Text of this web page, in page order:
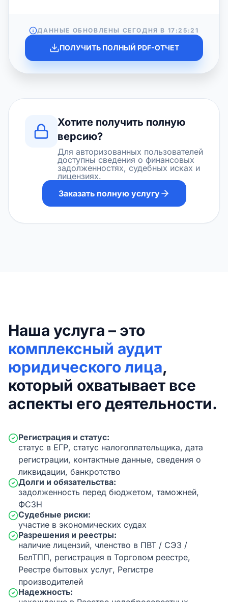
ДАННЫЕ ОБНОВЛЕНЫ СЕГОДНЯ В 17:25:21
ПОЛУЧИТЬ ПОЛНЫЙ PDF-ОТЧЕТ
Хотите получить полную
версию?
Для авторизованных пользователей
доступны сведения о финансовых
задолженностях, судебных исках и
лицензиях.
Заказать полную услугу
Наша услуга – это
комплексный аудит
юридического лица,
который охватывает все
аспекты его деятельности.
Регистрация и статус:
статус в ЕГР, статус налогоплательщика, дата
регистрации, контактные данные, сведения о
ликвидации, банкротство
Долги и обязательства:
задолженность перед бюджетом, таможней,
ФСЗН
Судебные риски:
участие в экономических судах
Разрешения и реестры:
наличие лицензий, членство в ПВТ / СЭЗ /
БелТПП, регистрация в Торговом реестре,
Реестре бытовых услуг, Регистре
производителей
Надежность: